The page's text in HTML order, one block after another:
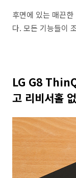
후면에 있는 매끈
다. 모든 기능들이
LG G8
고 리비서홀